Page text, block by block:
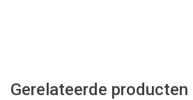
Gerelateerde producten